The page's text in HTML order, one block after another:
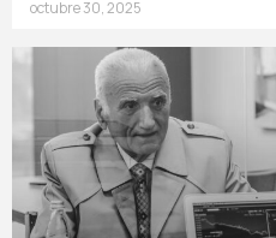
octubre 30, 2025